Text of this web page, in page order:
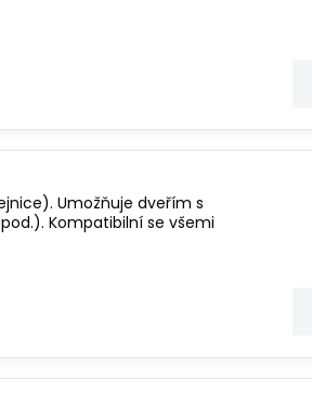
Umožňuje dveřím s
Kompatibilní se všemi